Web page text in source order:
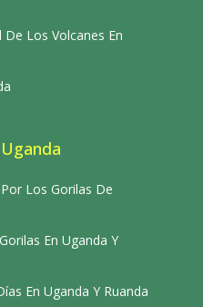
Los Volcanes En
Los Gorilas De
En Uganda Y
En Uganda Y Ruanda